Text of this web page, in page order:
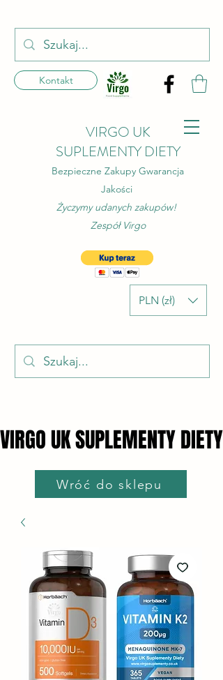
Kontakt
Bezpieczne Zakupy Gwarancja
Jakości
Życzymy udanych zakupów!
Zespół Virgo
PLN (zł)
VIRGO UK
SUPLEMENTY DIETY
VIRGO UK SUPLEMENTY DIETY
VIRGO UK SUPLEMENTY DIETY
Wróć do sklepu